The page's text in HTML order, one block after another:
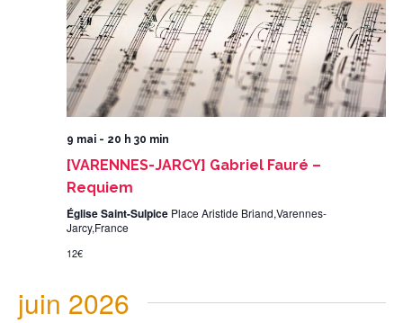
9 mai - 20 h 30 min
[VARENNES-JARCY] Gabriel Fauré –
Requiem
Église Saint-Sulpice Place Aristide Briand,Varennes-
Jarcy,France
12€
juin 2026